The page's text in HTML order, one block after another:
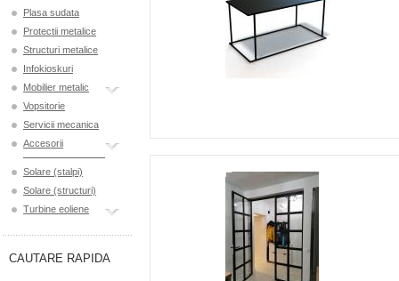
Plasa sudata
Protectii metalice
Structuri metalice
Infokioskuri
Mobilier metalic
Vopsitorie
Servicii mecanica
Accesorii
Solare (stalpi)
Solare (structuri)
Turbine eoliene
CAUTARE RAPIDA